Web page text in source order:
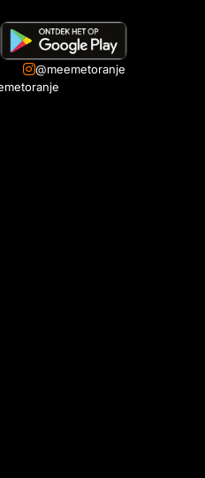
@meemetoranje